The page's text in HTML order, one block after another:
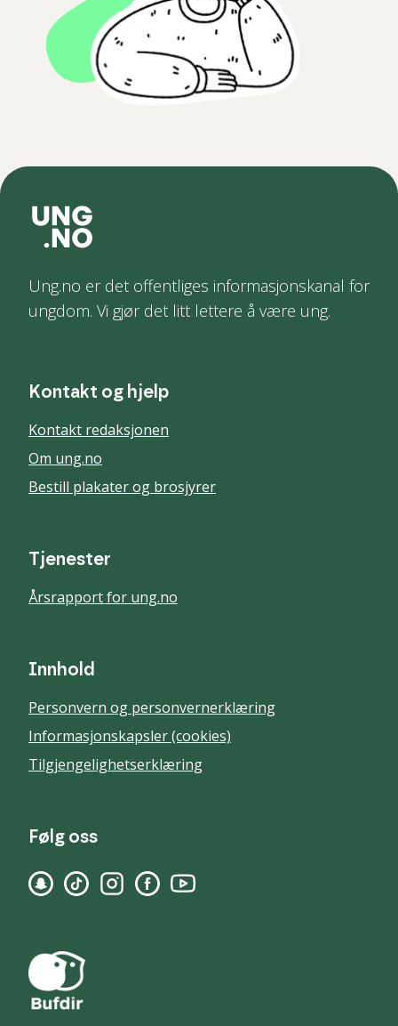
Ung.no er det offentliges informasjonskanal for
ungdom. Vi gjør det litt lettere å være ung.
Kontakt og hjelp
Kontakt redaksjonen
Om ung.no
Bestill plakater og brosjyrer
Tjenester
Årsrapport for ung.no
Innhold
Personvern og personvernerklæring
Informasjonskapsler (cookies)
Tilgjengelighetserklæring
Følg oss